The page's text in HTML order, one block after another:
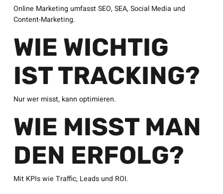
Online Marketing umfasst SEO, SEA, Social Media und
Content-Marketing.
WIE WICHTIG
IST TRACKING?
Nur wer misst, kann optimieren.
WIE MISST MAN
DEN ERFOLG?
Mit KPIs wie Traffic, Leads und ROI.